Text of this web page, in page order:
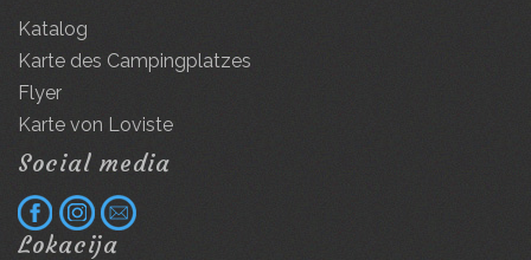
Katalog
Karte des Campingplatzes
Flyer
Karte von Loviste
Social media
Lokacija